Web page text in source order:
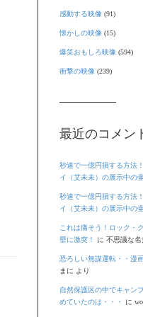
感動する映像 (91)
懐かしの映像 (15)
爆笑おもしろ映像 (594)
衝撃の映像 (239)
最近のコメン
秒速で一億円損する方法
イ（艾未未）の展示中の
秒速で一億円損する方法
イ（艾未未）の展示中の
これは痛そう！ロック・
壁に激突！
に 不思議な名
恐ろしい無謀運転・・漫
まに より
自然保護区の中でキャン
めていたのは・・・
に